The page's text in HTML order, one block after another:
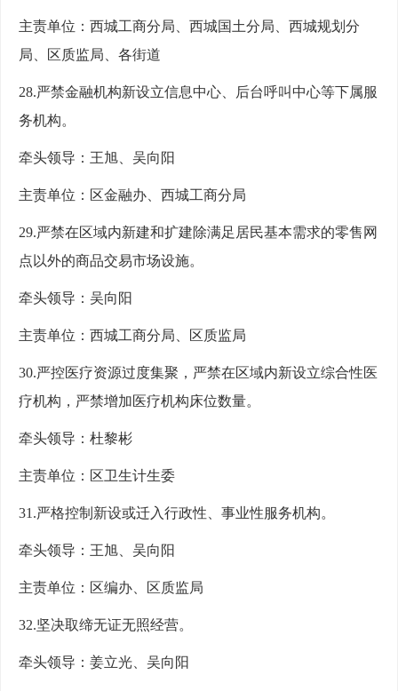
主责单位：西城工商分局、西城国土分局、西城规划分
局、区质监局、各街道
28.严禁金融机构新设立信息中心、后台呼叫中心等下属服
务机构。
牵头领导：王旭、吴向阳
主责单位：区金融办、西城工商分局
29.严禁在区域内新建和扩建除满足居民基本需求的零售网
点以外的商品交易市场设施。
牵头领导：吴向阳
主责单位：西城工商分局、区质监局
30.严控医疗资源过度集聚，严禁在区域内新设立综合性医
疗机构，严禁增加医疗机构床位数量。
牵头领导：杜黎彬
主责单位：区卫生计生委
31.严格控制新设或迁入行政性、事业性服务机构。
牵头领导：王旭、吴向阳
主责单位：区编办、区质监局
32.坚决取缔无证无照经营。
牵头领导：姜立光、吴向阳